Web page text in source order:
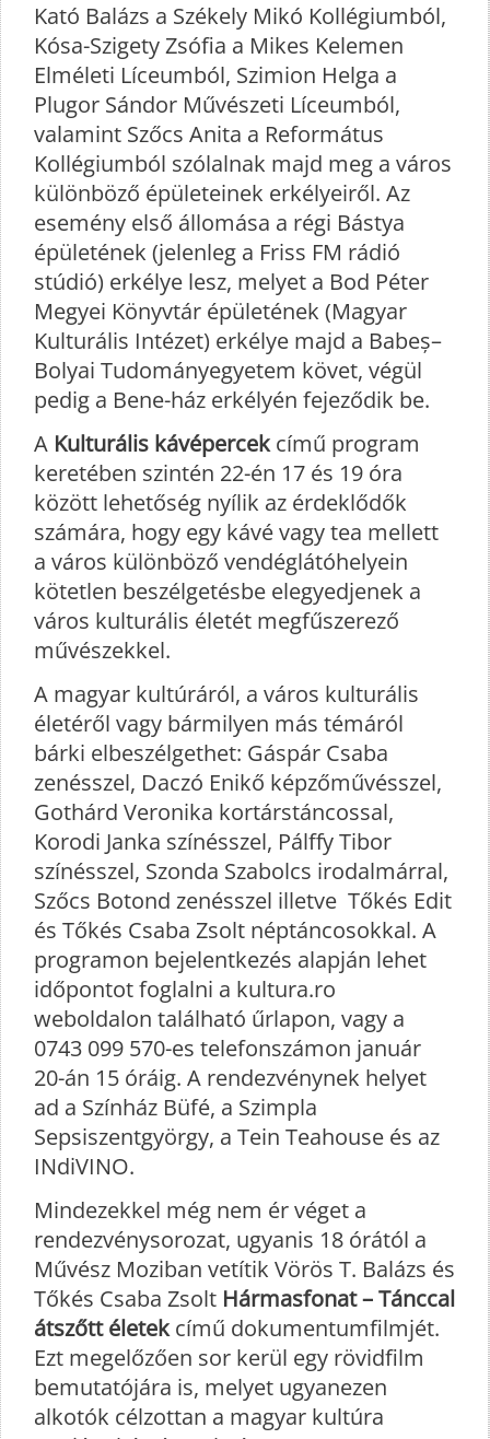
Kató Balázs a Székely Mikó Kollégiumból,
Kósa-Szigety Zsófia a Mikes Kelemen
Elméleti Líceumból, Szimion Helga a
Plugor Sándor Művészeti Líceumból,
valamint Szőcs Anita a Református
Kollégiumból szólalnak majd meg a város
különböző épületeinek erkélyeiről. Az
esemény első állomása a régi Bástya
épületének (jelenleg a Friss FM rádió
stúdió) erkélye lesz, melyet a Bod Péter
Megyei Könyvtár épületének (Magyar
Kulturális Intézet) erkélye majd a Babeș–
Bolyai Tudományegyetem követ, végül
pedig a Bene-ház erkélyén fejeződik be.
A Kulturális kávépercekcímű program
keretében szintén 22-én 17 és 19 óra
között lehetőség nyílik az érdeklődők
számára, hogy egy kávé vagy tea mellett
a város különböző vendéglátóhelyein
kötetlen beszélgetésbe elegyedjenek a
város kulturális életét megfűszerező
művészekkel.
A magyar kultúráról, a város kulturális
életéről vagy bármilyen más témáról
bárki elbeszélgethet: Gáspár Csaba
zenésszel, Daczó Enikő képzőművésszel,
Gothárd Veronika kortárstáncossal,
Korodi Janka színésszel, Pálffy Tibor
színésszel, Szonda Szabolcs irodalmárral,
Szőcs Botond zenésszel illetve Tőkés Edit
és Tőkés Csaba Zsolt néptáncosokkal. A
programon bejelentkezés alapján lehet
időpontot foglalni a kultura.ro
weboldalon található űrlapon, vagy a
0743 099 570-es telefonszámon január
20-án 15 óráig. A rendezvénynek helyet
ad a Színház Büfé, a Szimpla
Sepsiszentgyörgy, a Tein Teahouse és az
INdiVINO.
Mindezekkel még nem ér véget a
rendezvénysorozat, ugyanis 18 órától a
Művész Moziban vetítik Vörös T. Balázs és
Tőkés Csaba Zsolt Hármasfonat – Tánccal
átszőtt életekcímű dokumentumfilmjét.
Ezt megelőzően sor kerül egy rövidfilm
bemutatójára is, melyet ugyanezen
alkotók célzottan a magyar kultúra